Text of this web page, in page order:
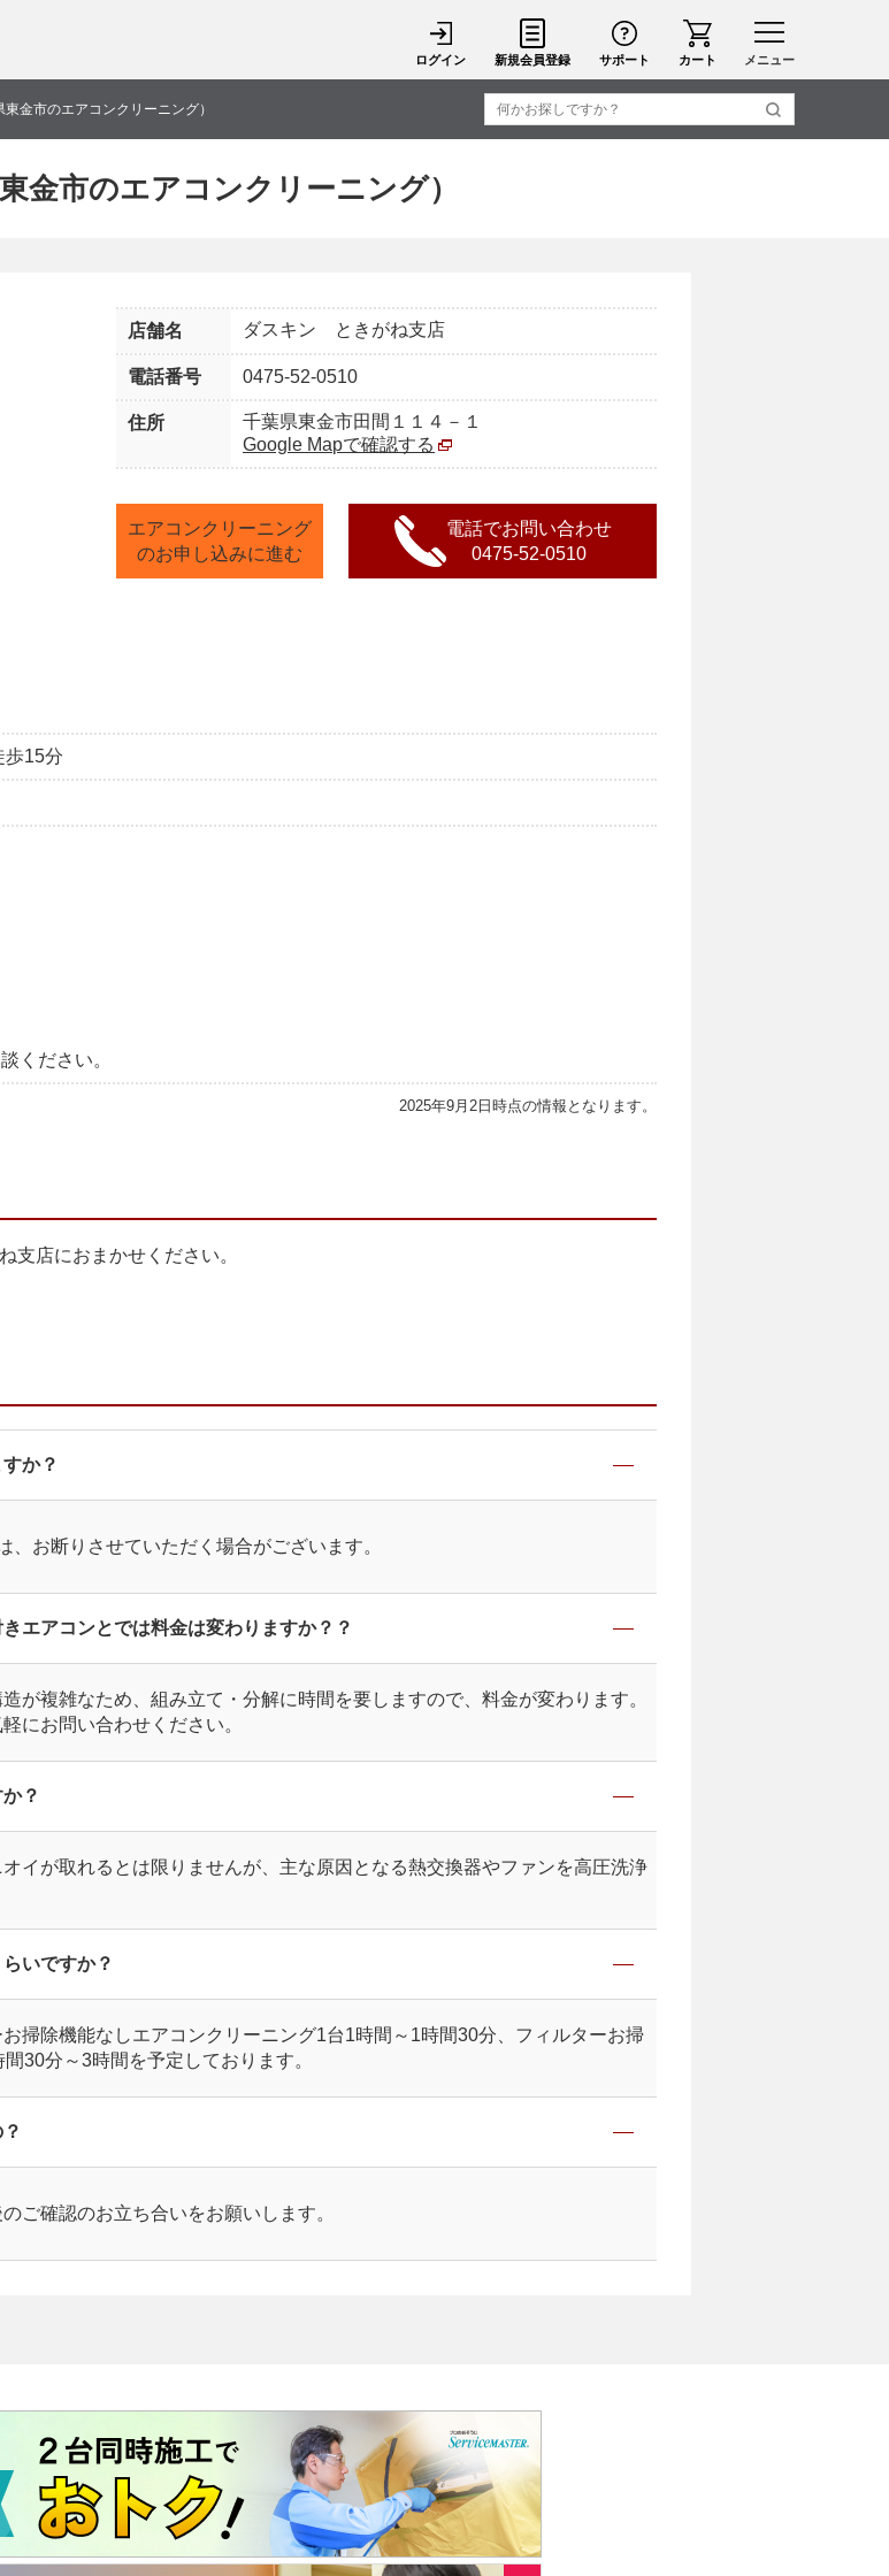
メニュー
ログイン 新規会員登録 サポート カート
金市のエアコンクリーニング）
市のエアコンクリーニング）
店舗名 ダスキン ときがね支店
電話番号 0475-52-0510
住所
千葉県東金市田間１１４－１
Google Mapで確認する
エアコンクリーニング
のお申し込みに進む
電話でお問い合わせ
0475-52-0510
15分
ください。
2025年9月2日時点の情報となります。
支店におまかせください。
か？
お断りさせていただく場合がございます。
エアコンとでは料金は変わりますか？？
が複雑なため、組み立て・分解に時間を要しますので、料金が変わります。
にお問い合わせください。
？
イが取れるとは限りませんが、主な原因となる熱交換器やファンを高圧洗浄
いですか？
掃除機能なしエアコンクリーニング1台1時間～1時間30分、フィルターお掃
30分～3時間を予定しております。
ご確認のお立ち合いをお願いします。